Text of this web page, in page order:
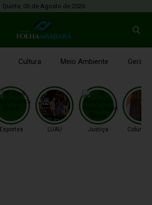
Quinta, 06 de Agosto de 2026
Cultura Meio Ambiente Gerais
Esportes LUAU Justiça Coluna